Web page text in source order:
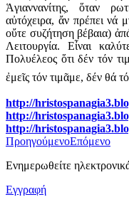
Ἁγιαννανίτης, ὅταν
αὐτόχειρα, ἄν πρέπει νά
οὔτε συζήτηση βέβαια)
Λειτουργία. Εἶναι
Πολυέλεος ὅτι δέν τόν
ἐμεῖς τόν τιμᾶμε, δέν θά
http://
http://
http://
ΠροηγούμενοΕπόμενο
Ενημερωθείτε
Εγγραφή